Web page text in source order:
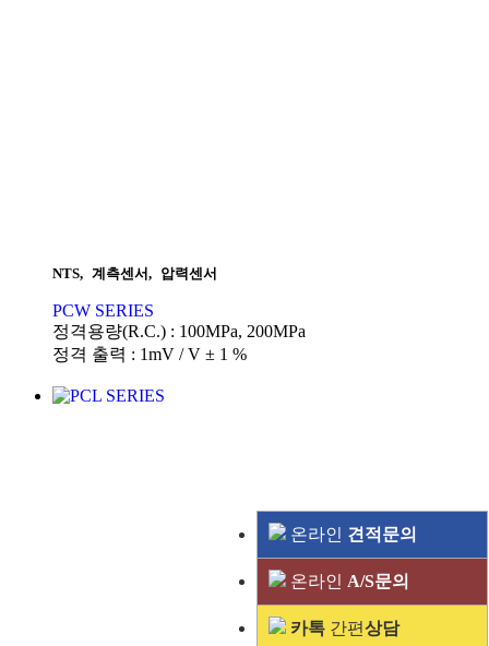
NTS, 계측센서, 압력센서
PCW SERIES
정격용량(R.C.) : 100MPa, 200MPa
정격 출력 : 1mV / V ± 1 %
온라인 견적문의
온라인 A/S문의
카톡 간편상담